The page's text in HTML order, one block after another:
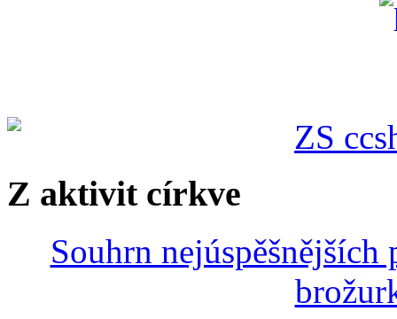
Z aktivit církve
Souhrn